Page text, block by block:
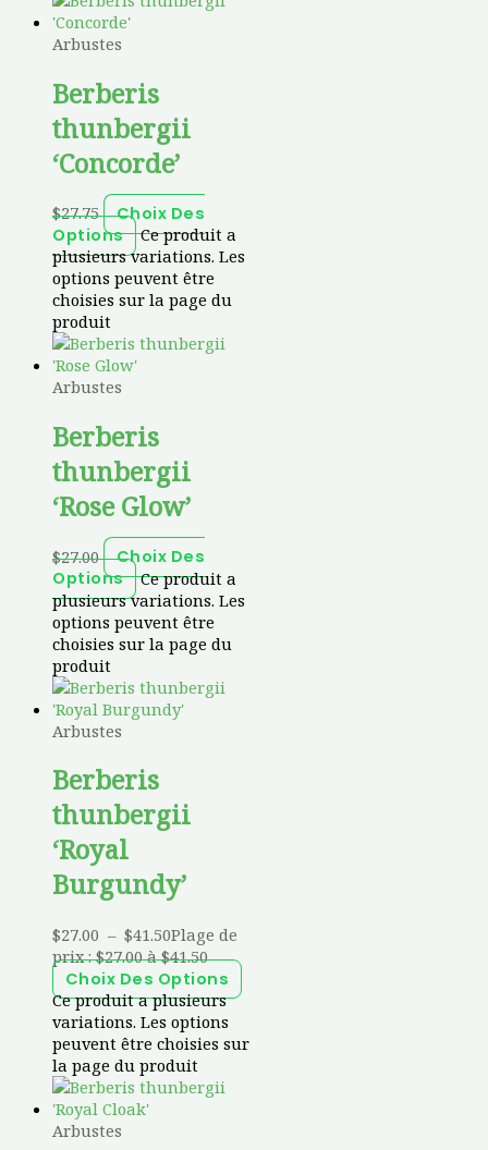
Arbustes
Berberis
thunbergii
‘Concorde’
$27.75
Choix Des
Options
Ce produit a
plusieurs variations. Les
options peuvent être
choisies sur la page du
produit
Arbustes
Berberis
thunbergii
‘Rose Glow’
$27.00
Choix Des
Options
Ce produit a
plusieurs variations. Les
options peuvent être
choisies sur la page du
produit
Arbustes
Berberis
thunbergii
‘Royal
Burgundy’
$27.00 – $41.50Plage de
prix : $27.00 à $41.50
Choix Des Options
Ce produit a plusieurs
variations. Les options
peuvent être choisies sur
la page du produit
Arbustes